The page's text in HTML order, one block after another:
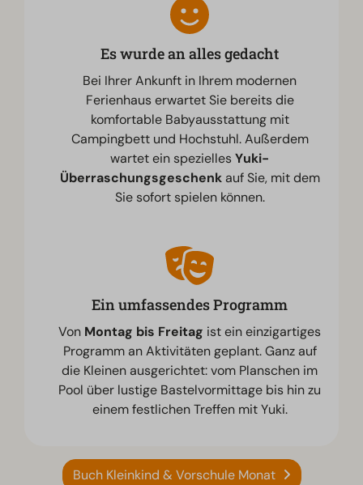
Es wurde an alles gedacht
Bei Ihrer Ankunft in Ihrem modernen
Ferienhaus erwartet Sie bereits die
komfortable Babyausstattung mit
Campingbett und Hochstuhl. Außerdem
wartet ein speziellesYuki-
Überraschungsgeschenkauf Sie, mit dem
Sie sofort spielen können.
Ein umfassendes Programm
Von Montag bis Freitag ist ein einzigartiges
Programm an Aktivitäten geplant. Ganz auf
die Kleinen ausgerichtet: vom Planschen im
Pool über lustige Bastelvormittage bis hin zu
einem festlichen Treffen mit Yuki.
Buch Kleinkind & Vorschule Monat